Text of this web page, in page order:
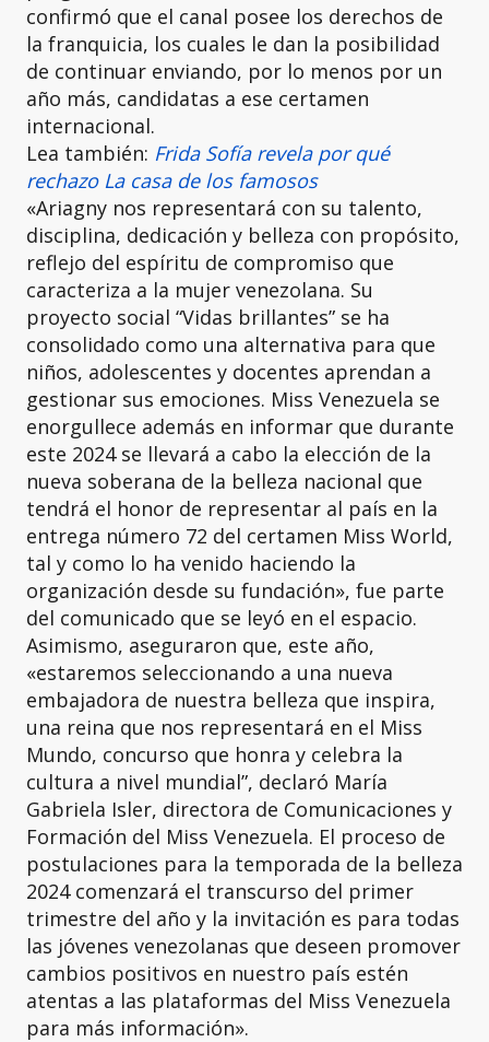
confirmó que el canal posee los derechos de
la franquicia, los cuales le dan la posibilidad
de continuar enviando, por lo menos por un
año más, candidatas a ese certamen
internacional.
Lea también: Frida Sofía revela por qué
rechazo La casa de los famosos
«Ariagny nos representará con su talento,
disciplina, dedicación y belleza con propósito,
reflejo del espíritu de compromiso que
caracteriza a la mujer venezolana. Su
proyecto social “Vidas brillantes” se ha
consolidado como una alternativa para que
niños, adolescentes y docentes aprendan a
gestionar sus emociones. Miss Venezuela se
enorgullece además en informar que durante
este 2024 se llevará a cabo la elección de la
nueva soberana de la belleza nacional que
tendrá el honor de representar al país en la
entrega número 72 del certamen Miss World,
tal y como lo ha venido haciendo la
organización desde su fundación», fue parte
del comunicado que se leyó en el espacio.
Asimismo, aseguraron que, este año,
«estaremos seleccionando a una nueva
embajadora de nuestra belleza que inspira,
una reina que nos representará en el Miss
Mundo, concurso que honra y celebra la
cultura a nivel mundial”, declaró María
Gabriela Isler, directora de Comunicaciones y
Formación del Miss Venezuela. El proceso de
postulaciones para la temporada de la belleza
2024 comenzará el transcurso del primer
trimestre del año y la invitación es para todas
las jóvenes venezolanas que deseen promover
cambios positivos en nuestro país estén
atentas a las plataformas del Miss Venezuela
para más información».